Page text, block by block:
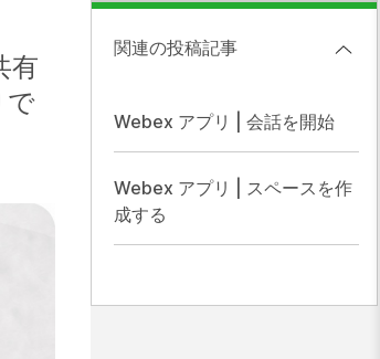
有
で
関連の投稿記事
Webex アプリ | 会話を開始
Webex アプリ | スペースを作
成する